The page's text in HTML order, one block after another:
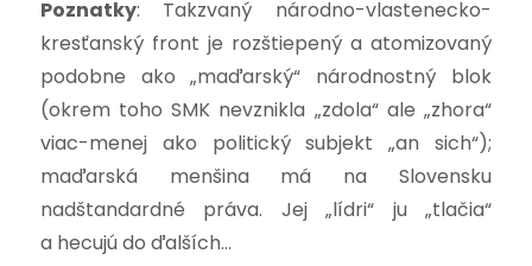
Poznatky: Takzvaný národno-vlastenecko-
kresťanský front je rozštiepený a atomizovaný
podobne ako „maďarský“ národnostný blok
(okrem toho SMK nevznikla „zdola“ ale „zhora“
viac-menej ako politický subjekt „an sich“);
maďarská menšina má na Slovensku
nadštandardné práva. Jej „lídri“ ju „tlačia“
a hecujú do ďalších…